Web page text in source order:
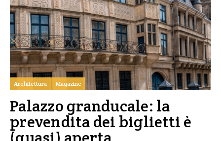
Architettura Magazine
Palazzo granducale: la
prevendita dei biglietti è